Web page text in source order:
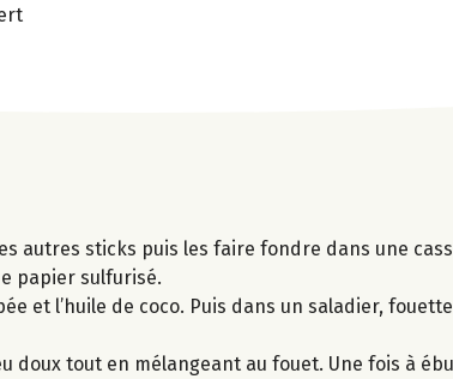
autres sticks puis les faire fondre dans une
papier sulfurisé.
et l’huile de coco. Puis dans un saladier,
doux tout en mélangeant au fouet. Une fois à